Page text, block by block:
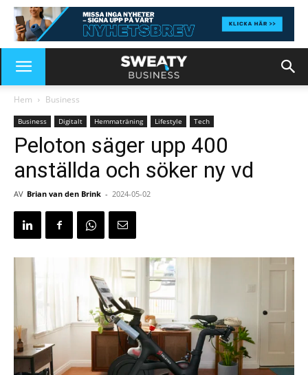
Hem Business
Business Digitalt Hemmaträning Lifestyle Tech
Peloton säger upp 400
anställda och söker ny vd
AV Brian van den Brink - 2024-05-02